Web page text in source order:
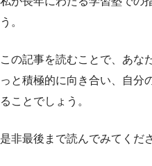
う。
この記事を読むことで、あな
っと積極的に向き合い、自分
ることでしょう。
是非最後まで読んでみてくだ